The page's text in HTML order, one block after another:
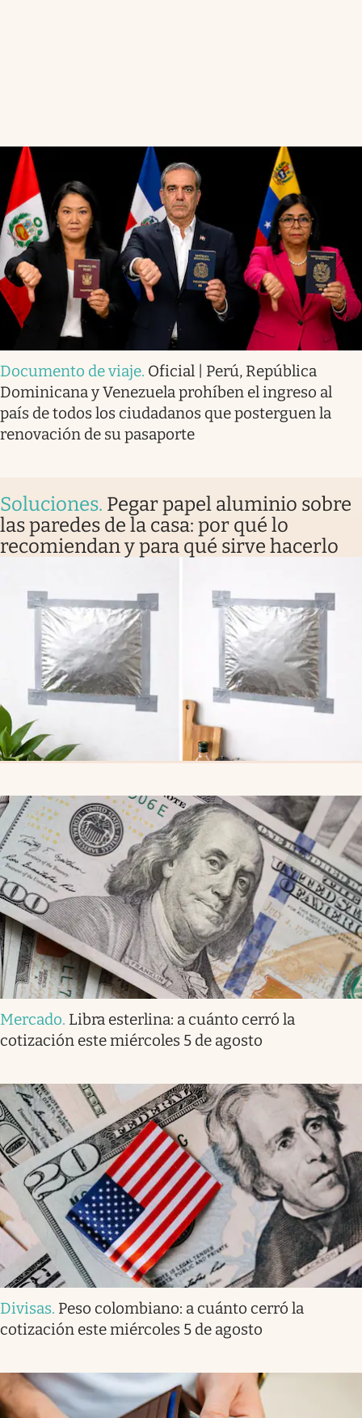
Documento de viaje. Oficial | Perú, República
Dominicana y Venezuela prohíben el ingreso al
país de todos los ciudadanos que posterguen la
renovación de su pasaporte
Soluciones. Pegar papel aluminio sobre
las paredes de la casa: por qué lo
recomiendan y para qué sirve hacerlo
Mercado. Libra esterlina: a cuánto cerró la
cotización este miércoles 5 de agosto
Divisas. Peso colombiano: a cuánto cerró la
cotización este miércoles 5 de agosto